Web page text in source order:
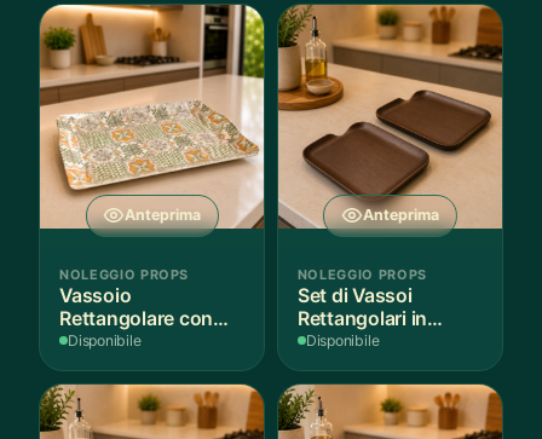
Anteprima
NOLEGGIO PROPS
Vassoio
Rettangolare con
Fantasia
Disponibile
Anteprima
NOLEGGIO PROPS
Set di Vassoi
Rettangolari in
Finitura Legno
Disponibile